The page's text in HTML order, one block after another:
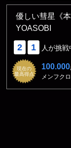
優しい彗星《本
YOASOBI
2 1 人が挑戦
現在の
最高得点
100.000
メンフク